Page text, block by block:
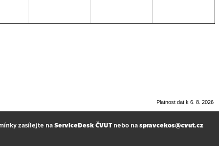
Platnost dat k 6. 8. 2026
zasílejte naServiceDesk ČVUTnebo naspravcekos@cvut.cz